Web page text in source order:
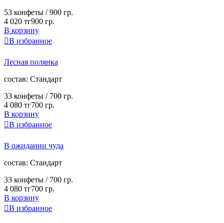
53 конфеты /900 гр.
4 020 тг900 гр.
В корзину
В избранное
Лесная полянка
cостав: Стандарт
33 конфеты / 700 гр.
4 080 тг700 гр.
В корзину
В избранное
В ожидании чуда
cостав: Стандарт
33 конфеты / 700 гр.
4 080 тг700 гр.
В корзину
В избранное